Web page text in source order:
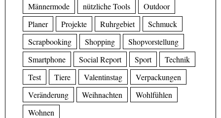
Männermode
nützliche Tools
Outdoor
Planer
Projekte Ruhrgebiet
Schmuck
Scrapbooking
Shopping
Shopvorstellung
Smartphone
Social Report Sport
Technik
Test
Tiere Valentinstag
Verpackungen
Veränderung
Weihnachten
Wohlfühlen
Wohnen